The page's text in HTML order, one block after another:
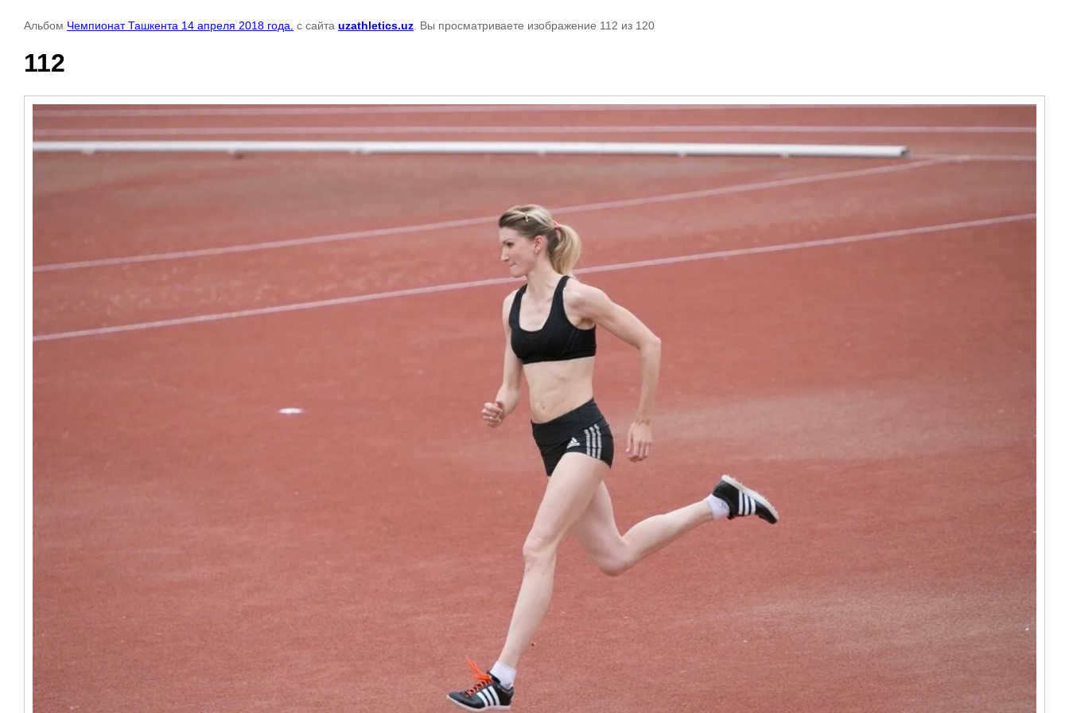
Альбом Чемпионат Ташкента 14 апреля 2018 года. с сайта uzathletics.uz . Вы просматриваете изображение 112 из 120
112